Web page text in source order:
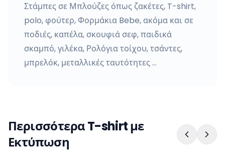
Στάμπες σε Μπλούζες όπως ζακέτες, T-shirt,
polo, φούτερ, Φορμάκια Bebe, ακόμα και σε
ποδιές, καπέλα, σκουφιά σεφ, παιδικά
σκαμπό, γιλέκα, Ρολόγια τοίχου, τσάντες,
μπρελόκ, μεταλλικές ταυτότητες …
Περισσότερα T-shirt με
Εκτύπωση